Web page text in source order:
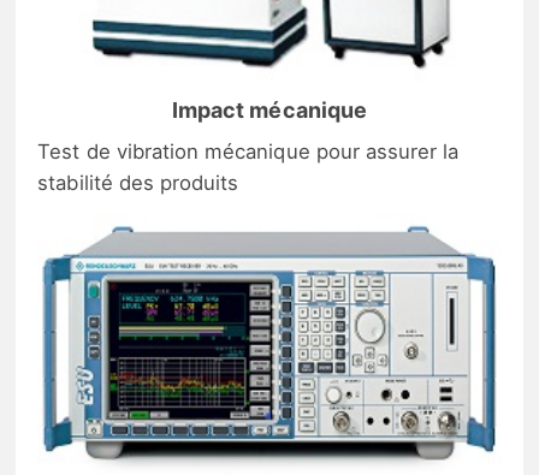
Impact mécanique
Test de vibration mécanique pour assurer la
stabilité des produits